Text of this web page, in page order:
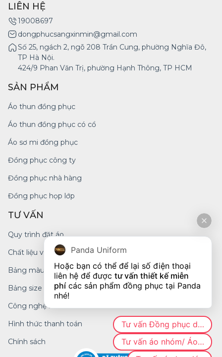
LIÊN HỆ
19008697
dongphucsangxinmin@gmail.com
Số 25, ngách 2, ngõ 208 Trần Cung, phường Nghĩa Đô,
TP Hà Nội.
424/9 Phan Văn Trị, phường Hạnh Thông, TP HCM
SẢN PHẨM
Áo thun đồng phục
Áo thun đồng phục có cổ
Áo sơ mi đồng phục
Đồng phục công ty
Đồng phục nhà hàng
Đồng phục họp lớp
TƯ VẤN
Quy trình đặt áo
Chất liệu vải
Bảng màu
Bảng size
Công nghệ in
Hình thức thanh toán
Chính sách
Panda Uniform
Hoặc bạn có thể để lại số điện thoại
liên hệ để được tư vấn thiết kế miễn
phí các sản phẩm đồng phục tại Panda
nhé!
Tư vấn Đồng phục doanh nghiệp
Tư vấn áo nhóm/ Áo CLB